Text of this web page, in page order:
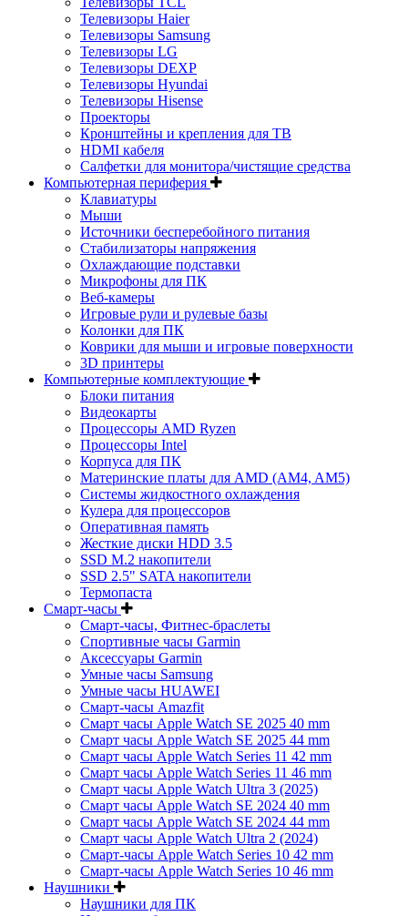
Телевизоры Haier
Телевизоры Samsung
Телевизоры LG
Телевизоры DEXP
Телевизоры Hyundai
Телевизоры Hisense
Проекторы
Кронштейны и крепления для ТВ
HDMI кабеля
Салфетки для монитора/чистящие средства
Компьютерная периферия
Клавиатуры
Мыши
Источники бесперебойного питания
Стабилизаторы напряжения
Охлаждающие подставки
Микрофоны для ПК
Веб-камеры
Игровые рули и рулевые базы
Колонки для ПК
Коврики для мыши и игровые поверхности
3D принтеры
Компьютерные комплектующие
Блоки питания
Видеокарты
Процессоры AMD Ryzen
Процессоры Intel
Корпуса для ПК
Материнские платы для AMD (AM4, AM5)
Системы жидкостного охлаждения
Кулера для процессоров
Оперативная память
Жесткие диски HDD 3.5
SSD M.2 накопители
SSD 2.5" SATA накопители
Термопаста
Смарт-часы
Смарт-часы, Фитнес-браслеты
Спортивные часы Garmin
Аксессуары Garmin
Умные часы Samsung
Умные часы HUAWEI
Смарт-часы Amazfit
Смарт часы Apple Watch SE 2025 40 mm
Смарт часы Apple Watch SE 2025 44 mm
Смарт часы Apple Watch Series 11 42 mm
Смарт часы Apple Watch Series 11 46 mm
Смарт часы Apple Watch Ultra 3 (2025)
Смарт часы Apple Watch SE 2024 40 mm
Смарт часы Apple Watch SE 2024 44 mm
Смарт часы Apple Watch Ultra 2 (2024)
Смарт-часы Apple Watch Series 10 42 mm
Смарт-часы Apple Watch Series 10 46 mm
Наушники
Наушники для ПК